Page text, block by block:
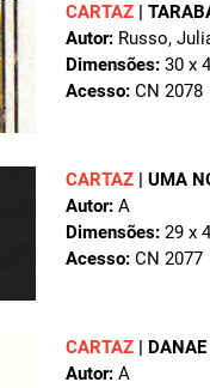
CARTAZ
Autor: Russo,
Dimensões: 30 x
Acesso: CN 2078
CARTAZ UMA
Autor: A
Dimensões: 29 x
Acesso: CN 2077
CARTAZ DANAE
Autor: A